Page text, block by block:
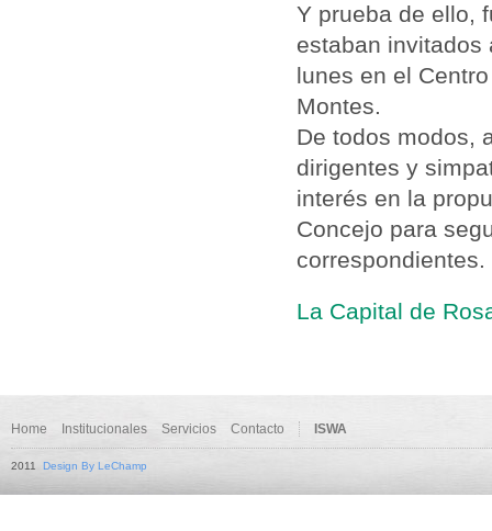
Y prueba de ello,
estaban invitados
lunes en el
Montes.
De todos modos,
dirigentes y
interés en la
Concejo para
correspondientes.
La Capital de
Home Institucionales Servicios Contacto ISWA
2011 Design By LeChamp